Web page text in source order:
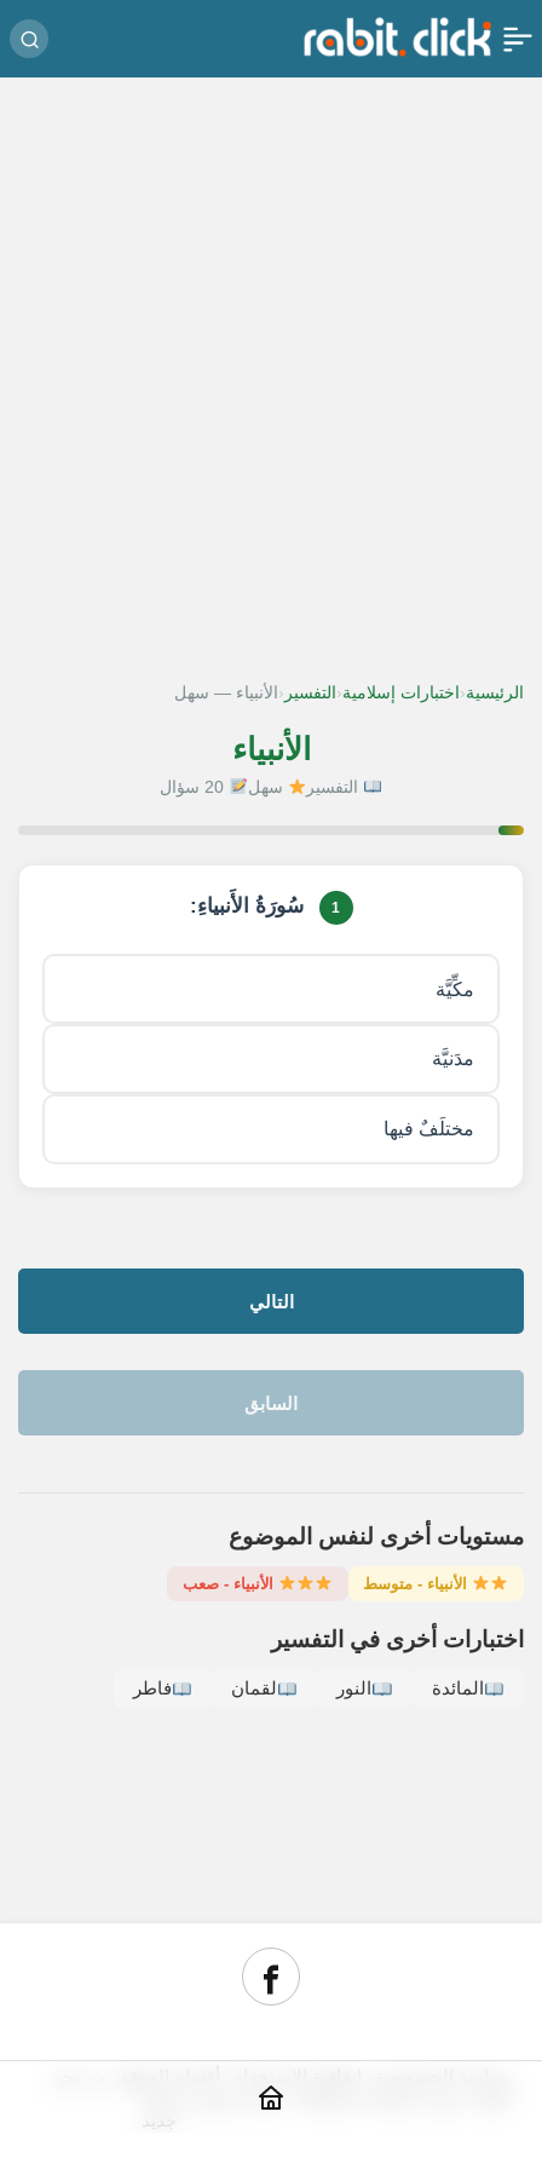
الرئيسية‹ اختبارات إسلامية‹ التفسير ‹ الأنبياء — سهل
الأنبياء
التفسير سهل
1 سُورَةُ الأَنبياءِ:
مكِّيَّة
مدَنيَّة
مختلَفٌ فيها
السابق
التالي
مستويات أخرى لنفس الموضوع
الأنبياء - متوسط الأنبياء - صعب
اختبارات أخرى في التفسير
المائدة النور لقمان فاطر
شراء دومين رخيص